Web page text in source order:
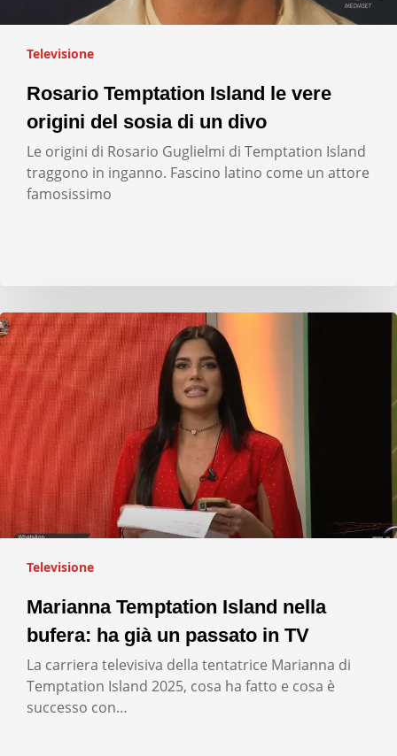
Televisione
Rosario Temptation Island le vere
origini del sosia di un divo
Le origini di Rosario Guglielmi di Temptation Island
traggono in inganno. Fascino latino come un attore
famosissimo
Televisione
Marianna Temptation Island nella
bufera: ha già un passato in TV
La carriera televisiva della tentatrice Marianna di
Temptation Island 2025, cosa ha fatto e cosa è
successo con…